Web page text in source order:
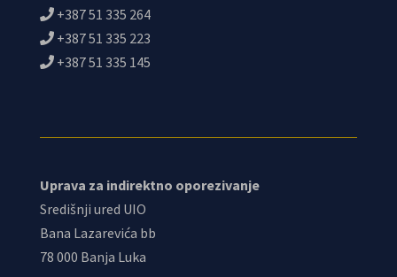
+387 51 335 264
+387 51 335 223
+387 51 335 145
Uprava za indirektno oporezivanje
Središnji ured UIO
Bana Lazarevića bb
78 000 Banja Luka